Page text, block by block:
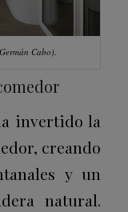
Cabo).
invertido la
creando
y un
natural.